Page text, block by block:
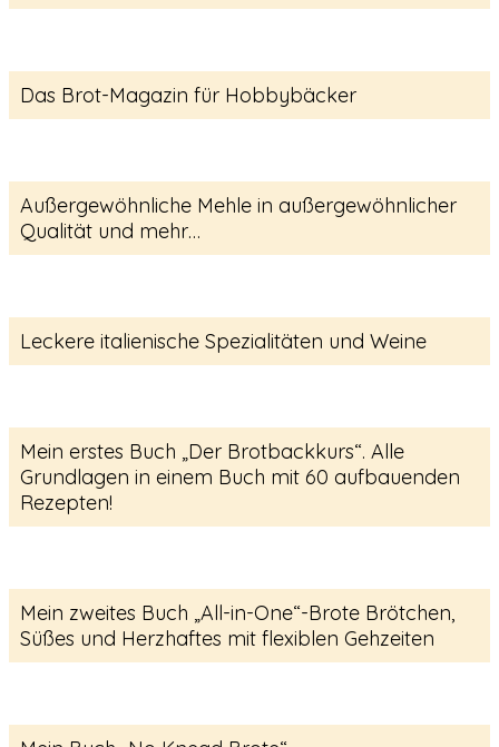
Das Brot-Magazin für Hobbybäcker
Außergewöhnliche Mehle in außergewöhnlicher
Qualität und mehr…
Leckere italienische Spezialitäten und Weine
Mein erstes Buch „Der Brotbackkurs“. Alle
Grundlagen in einem Buch mit 60 aufbauenden
Rezepten!
Mein zweites Buch „All-in-One“-Brote Brötchen,
Süßes und Herzhaftes mit flexiblen Gehzeiten